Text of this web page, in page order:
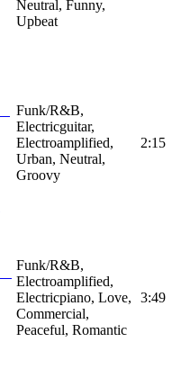
Neutral, Funny,
Upbeat
Funk/R&B,
Electricguitar,
Electroamplified,
Urban, Neutral,
Groovy
2:15
Funk/R&B,
Electroamplified,
Electricpiano, Love,
Commercial,
Peaceful, Romantic
3:49